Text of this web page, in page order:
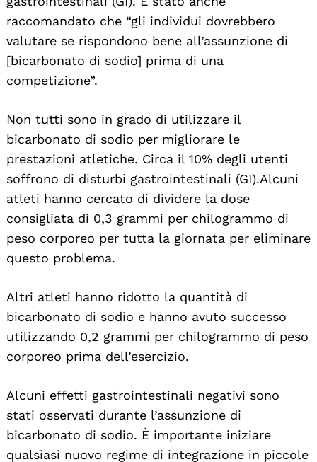
raccomandato che “gli individui dovrebbero
valutare se rispondono bene all’assunzione di
[bicarbonato di sodio] prima di una
competizione”.
Non tutti sono in grado di utilizzare il
bicarbonato di sodio per migliorare le
prestazioni atletiche. Circa il 10% degli utenti
soffrono di disturbi gastrointestinali (GI). Alcuni
atleti hanno cercato di dividere la dose
consigliata di 0,3 grammi per chilogrammo di
peso corporeo per tutta la giornata per eliminare
questo problema.
Altri atleti hanno ridotto la quantità di
bicarbonato di sodio e hanno avuto successo
utilizzando 0,2 grammi per chilogrammo di peso
corporeo prima dell’esercizio.
Alcuni effetti gastrointestinali negativi sono
stati osservati durante l’assunzione di
bicarbonato di sodio. È importante iniziare
qualsiasi nuovo regime di integrazione in piccole